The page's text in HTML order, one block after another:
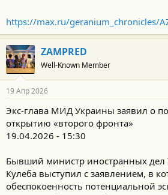
https://max.ru/geranium_chronicles/
ZAMPRED
Well-Known Member
19 Апр 2026
Экс-глава МИД Украины заявил о
открытию «второго фронта»
19.04.2026 - 15:30
Бывший министр иностранных
Кулеба выступил с заявлением, в
обеспокоенность потенциальной